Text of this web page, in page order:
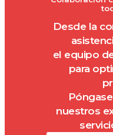
Desde la
el equipo
para
nuestros